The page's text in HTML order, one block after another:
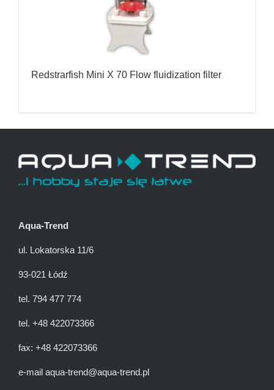
Redstrarfish Mini X 70 Flow fluidization filter
Aqua-Trend
ul. Lokatorska 11/6
93-021 Łódź
tel. 794 477 774
tel. +48 422073366
fax: +48 422073366
e-mail aqua-trend@aqua-trend.pl